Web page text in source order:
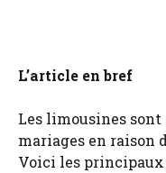
L’article en bref
Les limousines
mariages en raison
Voici les principaux